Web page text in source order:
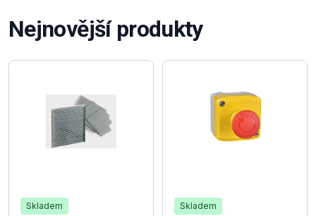
Nejnovější produkty
Skladem Skladem